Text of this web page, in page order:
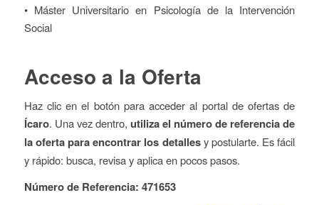
• Máster Universitario en Psicología de la Intervención
Social
Acceso a la Oferta
Haz clic en el botón para acceder al portal de ofertas de
Ícaro. Una vez dentro, utiliza el número de referencia de
la oferta para encontrar los detallesy postularte. Es fácil
y rápido: busca, revisa y aplica en pocos pasos.
Número de Referencia: 471653